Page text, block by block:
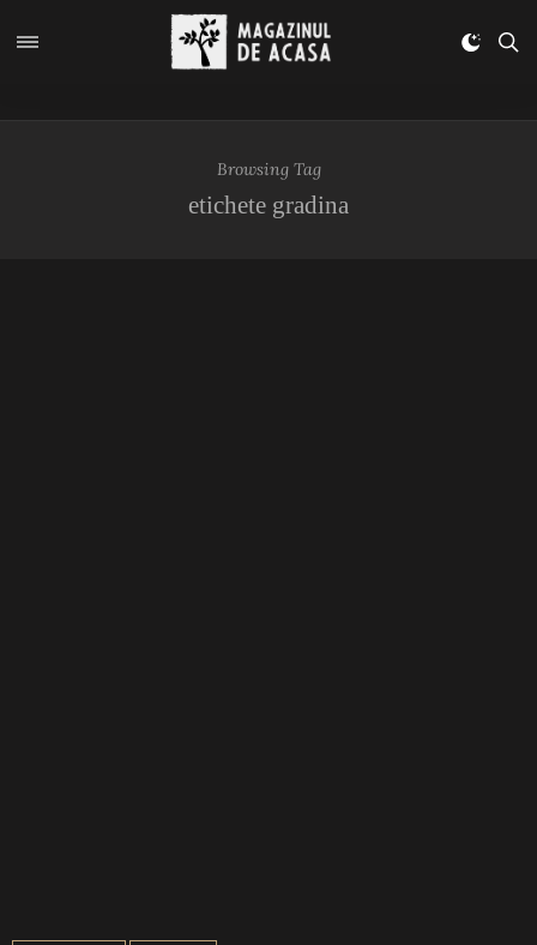
Browsing Tag
etichete gradina